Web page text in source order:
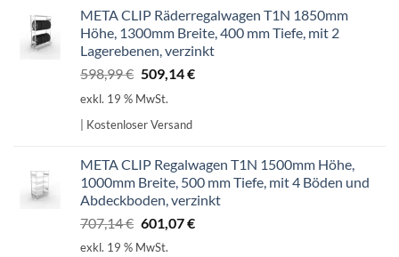
META CLIP Räderregalwagen T1N 1850mm
Höhe, 1300mm Breite, 400 mm Tiefe, mit 2
Lagerebenen, verzinkt
598,99€ Ursprünglicher
Preis
598,99 €
509,14€Aktueller
exkl. 19 % MwSt.
| Kostenloser Versand
META CLIP Regalwagen T1N 1500mm Höhe,
1000mm Breite, 500 mm Tiefe, mit 4 Böden und
Abdeckboden, verzinkt
707,14€ Ursprünglicher
Preis
601,07€Aktueller
exkl. 19 % MwSt.